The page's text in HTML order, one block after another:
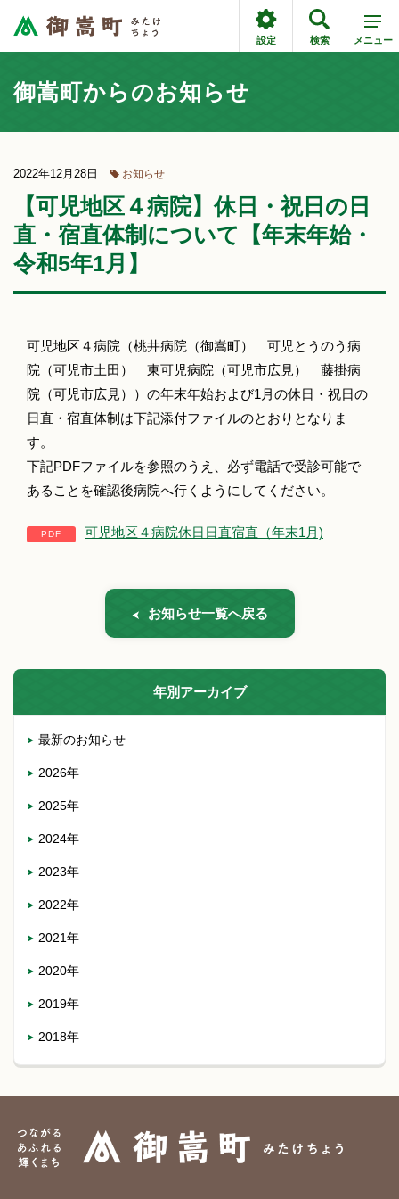
設定 検索 メニュー
御嵩町からのお知らせ
2022年12月28日 お知らせ
【可児地区４病院】休日・祝日の日
直・宿直体制について【年末年始・
令和5年1月】
可児地区４病院（桃井病院（御嵩町） 可児とうのう病
院（可児市土田） 東可児病院（可児市広見） 藤掛病
院（可児市広見））の年末年始および1月の休日・祝日の
日直・宿直体制は下記添付ファイルのとおりとなりま
す。
下記PDFファイルを参照のうえ、必ず電話で受診可能で
あることを確認後病院へ行くようにしてください。
可児地区４病院休日日直宿直（年末1月)
お知らせ一覧へ戻る
年別アーカイブ
最新のお知らせ
2026年
2025年
2024年
2023年
2022年
2021年
2020年
2019年
2018年